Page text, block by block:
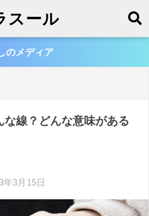
スール
のメディア
線？どんな意味がある
年3月15日